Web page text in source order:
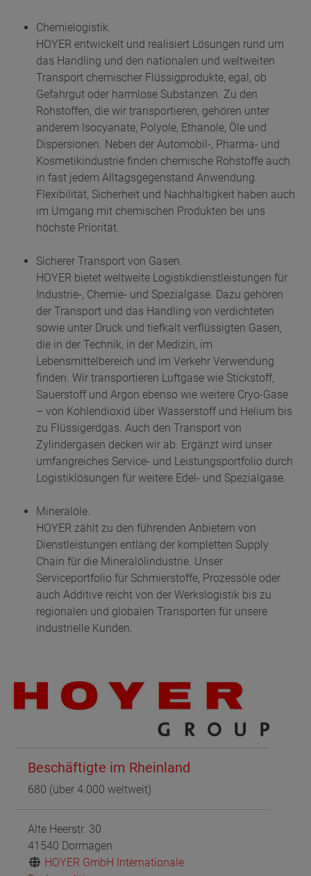
Chemielogistik.
HOYER entwickelt und realisiert Lösungen rund um
das Handling und den nationalen und weltweiten
Transport chemischer Flüssigprodukte, egal, ob
Gefahrgut oder harmlose Substanzen. Zu den
Rohstoffen, die wir transportieren, gehören unter
anderem Isocyanate, Polyole, Ethanole, Öle und
Dispersionen. Neben der Automobil-, Pharma- und
Kosmetikindustrie finden chemische Rohstoffe auch
in fast jedem Alltagsgegenstand Anwendung.
Flexibilität, Sicherheit und Nachhaltigkeit haben auch
im Umgang mit chemischen Produkten bei uns
höchste Priorität.
Sicherer Transport von Gasen.
HOYER bietet weltweite Logistikdienstleistungen für
Industrie-, Chemie- und Spezialgase. Dazu gehören
der Transport und das Handling von verdichteten
sowie unter Druck und tiefkalt verflüssigten Gasen,
die in der Technik, in der Medizin, im
Lebensmittelbereich und im Verkehr Verwendung
finden. Wir transportieren Luftgase wie Stickstoff,
Sauerstoff und Argon ebenso wie weitere Cryo-Gase
– von Kohlendioxid über Wasserstoff und Helium bis
zu Flüssigerdgas. Auch den Transport von
Zylindergasen decken wir ab. Ergänzt wird unser
umfangreiches Service- und Leistungsportfolio durch
Logistiklösungen für weitere Edel- und Spezialgase.
Mineralöle.
HOYER zählt zu den führenden Anbietern von
Dienstleistungen entlang der kompletten Supply
Chain für die Mineralölindustrie. Unser
Serviceportfolio für Schmierstoffe, Prozessöle oder
auch Additive reicht von der Werkslogistik bis zu
regionalen und globalen Transporten für unsere
industrielle Kunden.
Beschäftigte im Rheinland
680 (über 4.000 weltweit)
Alte Heerstr. 30
41540 Dormagen
HOYER GmbH Internationale